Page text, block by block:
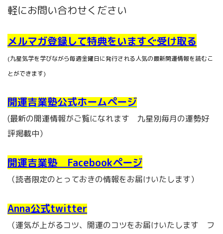
軽にお問い合わせください
メルマガ登録して特典をいますぐ受け取る
(九星気学を学びながら毎週金曜日に発行される人気の最新開運情報を読むこ
とができます)
開運吉業塾公式ホームページ
(最新の開運情報がご覧になれます 九星別毎月の運勢好
評掲載中）
開運吉業塾 Facebookページ
（読者限定のとっておきの情報をお届けいたします）
Anna公式twitter
（運気が上がるコツ、開運のコツをお届けいたします フ